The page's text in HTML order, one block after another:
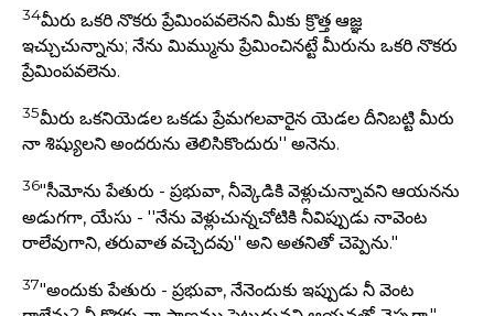
34మీరు ఒకరి నొకరు ప్రేమింపవలెనని మీకు క్రొత్త ఆజ్ఞ
ఇచ్చుచున్నాను; నేను మిమ్మును ప్రేమించినట్టే మీరును ఒకరి నొకరు
ప్రేమింపవలెను.
35మీరు ఒకనియెడల ఒకడు ప్రేమగలవారైన యెడల దీనిబట్టి మీరు
నా శిష్యులని అందరును తెలిసికొందురు'' అనెను.
36"సీమోను పేతురు - ప్రభువా, నీవ్కెడికి వెళ్లుచున్నావని ఆయనను
అడుగగా, యేసు - ''నేను వెళ్లుచున్నచోటికి నీవిప్పుడు నావెంట
రాలేవుగాని, తరువాత వచ్చెదవు'' అని అతనితో చెప్పెను."
37"అందుకు పేతురు - ప్రభువా, నేనెందుకు ఇప్పుడు నీ వెంట